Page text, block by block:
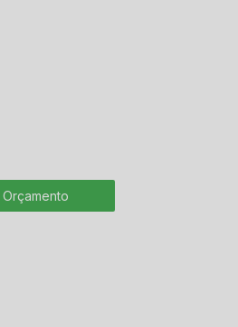
Orçamento